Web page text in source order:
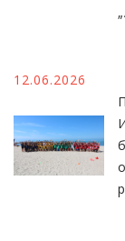
12.06.2026